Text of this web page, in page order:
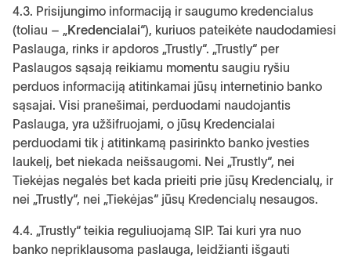
4.3. Prisijungimo informaciją ir saugumo kredencialus
(toliau – „Kredencialai“), kuriuos pateikėte naudodamiesi
Paslauga, rinks ir apdoros „Trustly“. „Trustly“ per
Paslaugos sąsają reikiamu momentu saugiu ryšiu
perduos informaciją atitinkamai jūsų internetinio banko
sąsajai. Visi pranešimai, perduodami naudojantis
Paslauga, yra užšifruojami, o jūsų Kredencialai
perduodami tik į atitinkamą pasirinkto banko įvesties
laukelį, bet niekada neišsaugomi. Nei „Trustly“, nei
Tiekėjas negalės bet kada prieiti prie jūsų Kredencialų, ir
nei „Trustly“, nei „Tiekėjas“ jūsų Kredencialų nesaugos.
4.4. „Trustly“ teikia reguliuojamą SIP. Tai kuri yra nuo
banko nepriklausoma paslauga, leidžianti išgauti